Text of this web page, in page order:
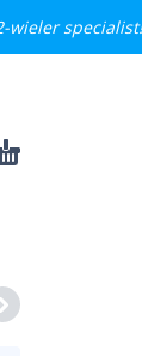
wieler specialist!